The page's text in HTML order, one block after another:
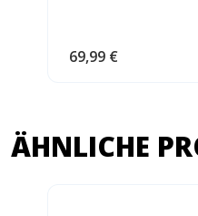
69,99 €
ÄHNLICHE